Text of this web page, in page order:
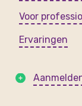
Voor
Ervaringen